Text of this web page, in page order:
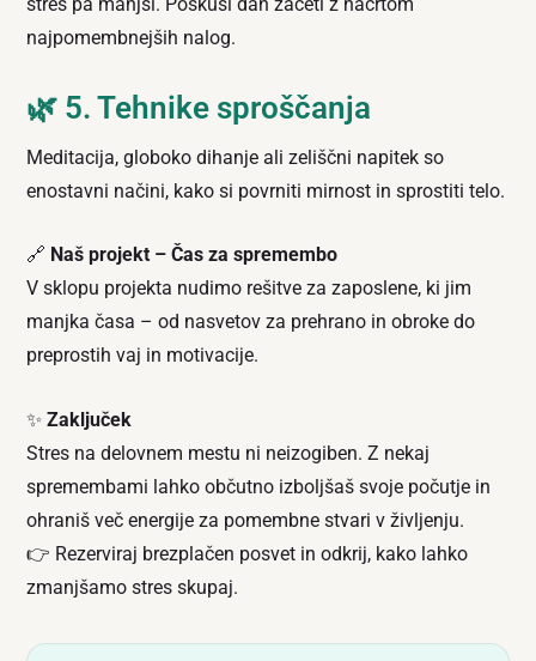
najpomembnejših nalog.
🌿 5. Tehnike sproščanja
Meditacija, globoko dihanje ali zeliščni napitek so
enostavni načini, kako si povrniti mirnost in sprostiti telo.
🔗 Naš projekt – Čas za spremembo
V sklopu projekta nudimo rešitve za zaposlene, ki jim
manjka časa – od nasvetov za prehrano in obroke do
preprostih vaj in motivacije.
✨Zaključek
Stres na delovnem mestu ni neizogiben. Z nekaj
spremembami lahko občutno izboljšaš svoje počutje in
ohraniš več energije za pomembne stvari v življenju.
👉 Rezerviraj brezplačen posvet in odkrij, kako lahko
zmanjšamo stres skupaj.